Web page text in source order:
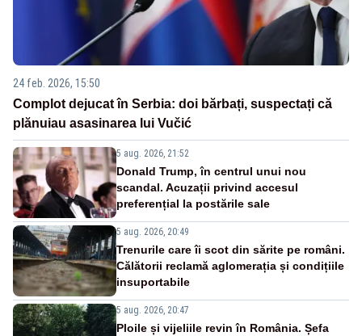
24 feb. 2026, 15:50
Complot dejucat în Serbia: doi bărbați, suspectați că
plănuiau asasinarea lui Vučić
5 aug. 2026, 21:52
Donald Trump, în centrul unui nou
scandal. Acuzații privind accesul
preferențial la postările sale
5 aug. 2026, 20:49
Trenurile care îi scot din sărite pe români.
Călătorii reclamă aglomerația și condițiile
insuportabile
5 aug. 2026, 20:47
Ploile și vijeliile revin în România. Șefa